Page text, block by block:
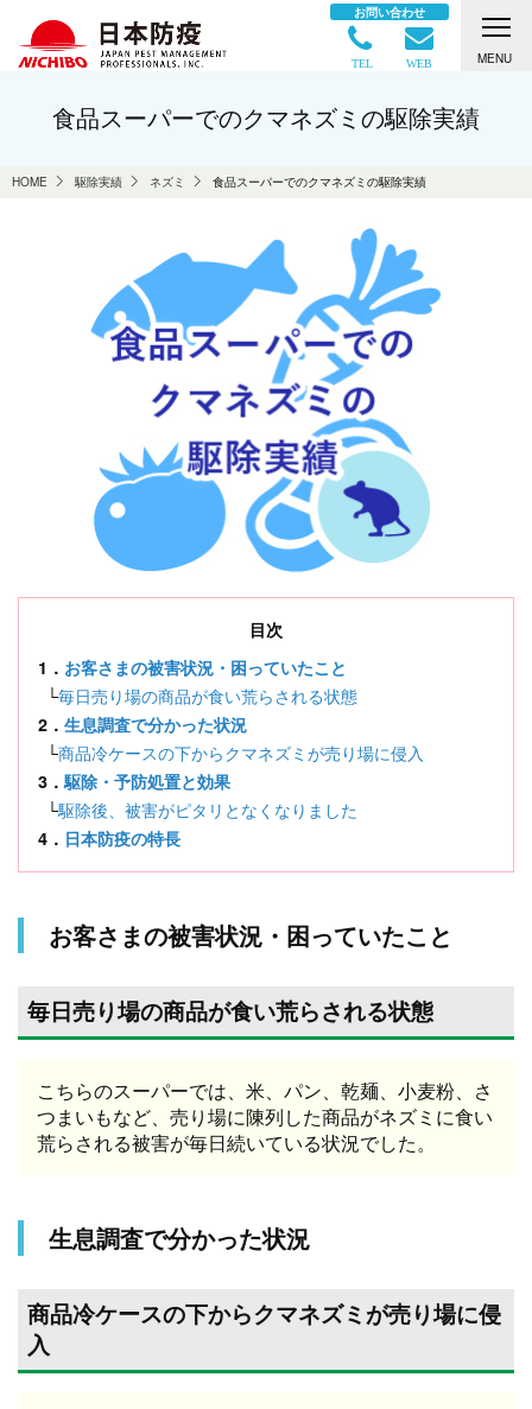
お問い合わせ
TEL WEB MENU
食品スーパーでのクマネズミの駆除実績
HOME 駆除実績 ネズミ 食品スーパーでのクマネズミの駆除実績
目次
1． お客さまの被害状況・困っていたこと
└毎日売り場の商品が食い荒らされる状態
2． 生息調査で分かった状況
└商品冷ケースの下からクマネズミが売り場に侵入
3．駆除・予防処置と効果
└駆除後、被害がピタリとなくなりました
4． 日本防疫の特長
お客さまの被害状況・困っていたこと
毎日売り場の商品が食い荒らされる状態
こちらのスーパーでは、米、パン、乾麺、小麦粉、さ
つまいもなど、売り場に陳列した商品がネズミに食い
荒らされる被害が毎日続いている状況でした。
生息調査で分かった状況
商品冷ケースの下からクマネズミが売り場に侵
入